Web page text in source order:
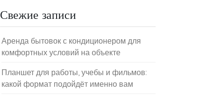
Свежие записи
Аренда бытовок с кондиционером для
комфортных условий на объекте
Планшет для работы, учебы и фильмов:
какой формат подойдёт именно вам